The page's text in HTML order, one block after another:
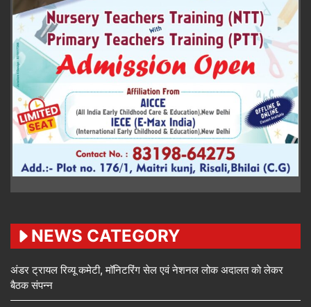
NEWS CATEGORY
अंडर ट्रायल रिव्यू कमेटी, मॉनिटरिंग सेल एवं नेशनल लोक अदालत को लेकर
बैठक संपन्न